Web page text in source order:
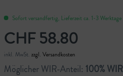
Sofort versandfertig, Lieferzeit ca. 1-3 Werktage
CHF 58.80
inkl. MwSt. zzgl. Versandkosten
Möglicher WIR-Anteil: 100% WIR